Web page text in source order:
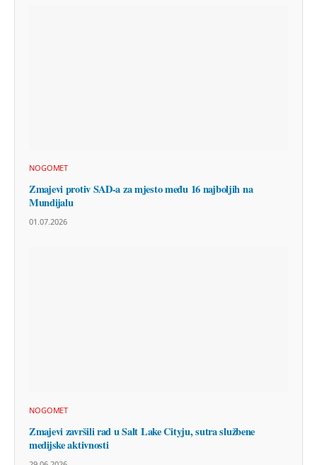
NOGOMET
Zmajevi protiv SAD-a za mjesto među 16 najboljih na
Mundijalu
01.07.2026
NOGOMET
Zmajevi završili rad u Salt Lake Cityju, sutra službene
medijske aktivnosti